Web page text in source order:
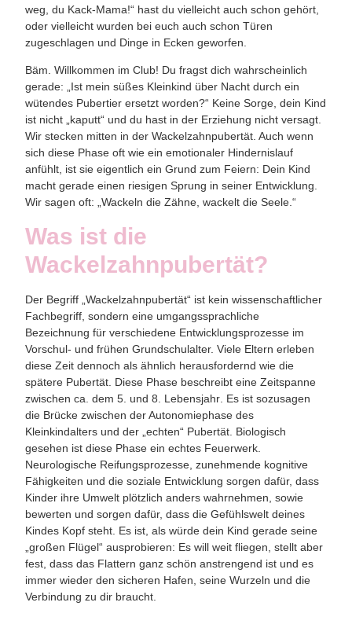
weg, du Kack-Mama!“ hast du vielleicht auch schon gehört,
oder vielleicht wurden bei euch auch schon Türen
zugeschlagen und Dinge in Ecken geworfen.
Bäm. Willkommen im Club! Du fragst dich wahrscheinlich
gerade: „Ist mein süßes Kleinkind über Nacht durch ein
wütendes Pubertier ersetzt worden?“ Keine Sorge, dein Kind
ist nicht „kaputt“ und du hast in der Erziehung nicht versagt.
Wir stecken mitten in derWackelzahnpubertät. Auch wenn
sich diese Phase oft wie ein emotionaler Hindernislauf
anfühlt, ist sie eigentlich ein Grund zum Feiern: Dein Kind
macht gerade einen riesigen Sprung in seiner Entwicklung.
Wir sagen oft:„Wackeln die Zähne, wackelt die Seele.“
Was ist die
Wackelzahnpubertät?
Der Begriff „Wackelzahnpubertät“ ist kein wissenschaftlicher
Fachbegriff, sondern eine umgangssprachliche
Bezeichnung für verschiedene Entwicklungsprozesse im
Vorschul- und frühen Grundschulalter. Viele Eltern erleben
diese Zeit dennoch als ähnlich herausfordernd wie die
spätere Pubertät. Diese Phase beschreibt eine Zeitspanne
zwischen ca. dem5. und 8. Lebensjahr . Es ist sozusagen
die Brücke zwischen der Autonomiephase des
Kleinkindalters und der „echten“ Pubertät. Biologisch
gesehen ist diese Phase ein echtes Feuerwerk.
Neurologische Reifungsprozesse, zunehmende kognitive
Fähigkeiten und die soziale Entwicklung sorgen dafür, dass
Kinder ihre Umwelt plötzlich anders wahrnehmen, sowie
bewerten und sorgen dafür, dass die Gefühlswelt deines
Kindes Kopf steht. Es ist, als würde dein Kind gerade seine
„großen Flügel“ ausprobieren: Es will weit fliegen, stellt aber
fest, dass das Flattern ganz schön anstrengend ist und es
immer wieder den sicheren Hafen, seine Wurzeln und die
Verbindung zu dir braucht.